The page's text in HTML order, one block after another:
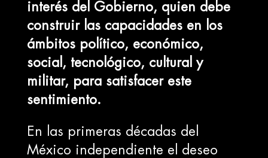
interés del Gobierno, quien debe
construir las capacidades en los
ámbitos político, económico,
social, tecnológico, cultural y
militar, para satisfacer este
sentimiento.
En las primeras décadas del
México independiente el deseo